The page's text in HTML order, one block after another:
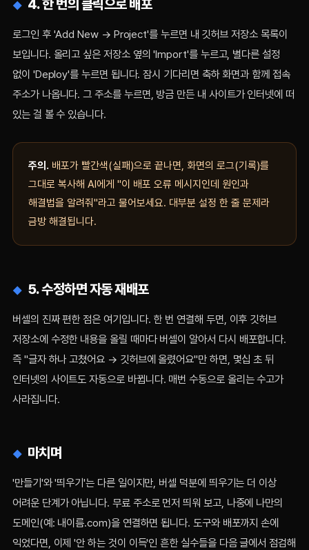
4. 한 번의 클릭으로 배포
로그인 후 'Add New → Project'를 누르면 내 깃허브 저장소 목록이
보입니다. 올리고 싶은 저장소 옆의 'Import'를 누르고, 별다른 설정
없이 'Deploy'를 누르면 됩니다. 잠시 기다리면 축하 화면과 함께 접속
주소가 나옵니다. 그 주소를 누르면, 방금 만든 내 사이트가 인터넷에 떠
있는 걸 볼 수 있습니다.
주의. 배포가 빨간색(실패)으로 끝나면, 화면의 로그(기록)를
그대로 복사해 AI에게 "이 배포 오류 메시지인데 원인과
해결법을 알려줘"라고 물어보세요. 대부분 설정 한 줄 문제라
금방 해결됩니다.
5. 수정하면 자동 재배포
버셀의 진짜 편한 점은 여기입니다. 한 번 연결해 두면, 이후 깃허브
저장소에 수정한 내용을 올릴 때마다 버셀이 알아서 다시 배포합니다.
즉 "글자 하나 고쳤어요 → 깃허브에 올렸어요"만 하면, 몇십 초 뒤
인터넷의 사이트도 자동으로 바뀝니다. 매번 수동으로 올리는 수고가
사라집니다.
마치며
'만들기'와 '띄우기'는 다른 일이지만, 버셀 덕분에 띄우기는 더 이상
어려운 단계가 아닙니다. 무료 주소로 먼저 띄워 보고, 나중에 나만의
도메인(예: 내이름.com)을 연결하면 됩니다. 도구와 배포까지 손에
익었다면, 이제 '안 하는 것이 이득'인 흔한 실수들을 다음 글에서 점검해